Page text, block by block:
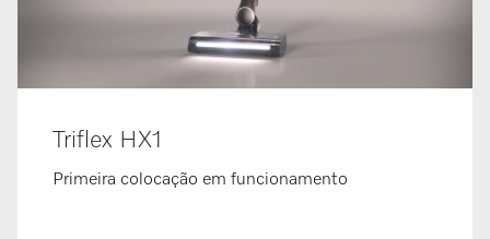
Triflex HX1
Primeira colocação em funcionamento